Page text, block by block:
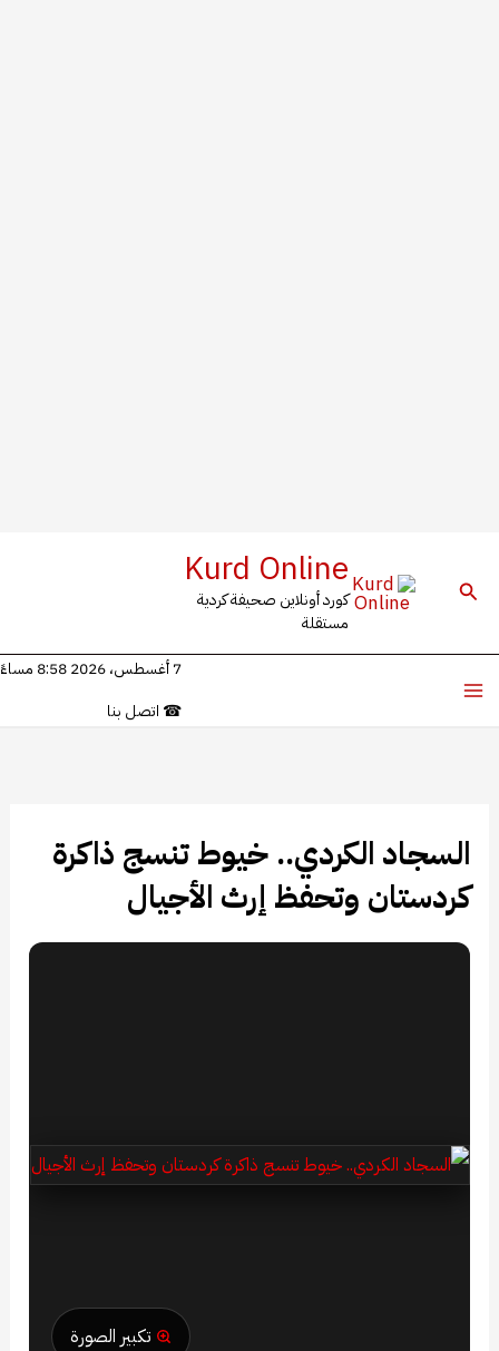
البحث Kurd Online
كورد أونلاين صحيفة كردية
مستقلة
7 أغسطس، 2026 8:58 مساءً
☎ اتصل بنا
السجاد الكردي.. خيوط تنسج ذاكرة
كردستان وتحفظ إرث الأجيال
تكبير الصورة